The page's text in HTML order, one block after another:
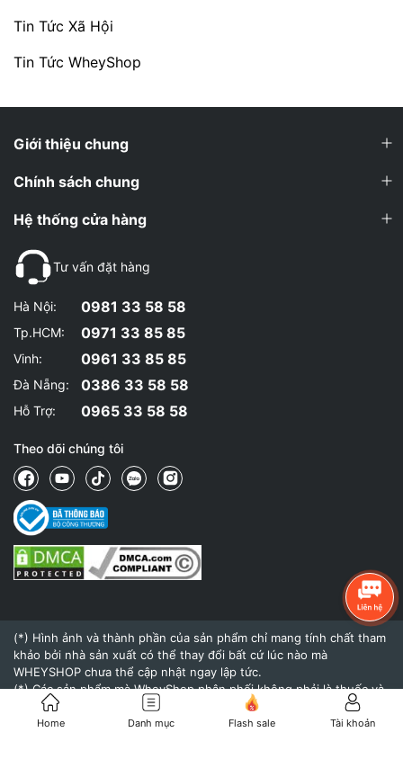
Tin Tức Xã Hội
Tin Tức WheyShop
Giới thiệu chung
Chính sách chung
Hệ thống cửa hàng
Tư vấn đặt hàng
Hà Nội: 0981 33 58 58
Tp.HCM: 0971 33 85 85
Vinh: 0961 33 85 85
Đà Nẵng: 0386 33 58 58
Hỗ Trợ: 0965 33 58 58
Theo dõi chúng tôi
(*) Hình ảnh và thành phần của sản phẩm chỉ mang tính chất tham
khảo bởi nhà sản xuất có thể thay đổi bất cứ lúc nào mà
WHEYSHOP chưa thể cập nhật ngay lập tức.
(*) Các sản phẩm mà WheyShop phân phối không phải là thuốc và
không có tác dụng thay thế thuốc chữa bệnh.
(*) Hiệu quả của sản phẩm khi sử dụng còn tùy thuộc vào cơ địa,
Home Danh mục Flash sale Tài khoản